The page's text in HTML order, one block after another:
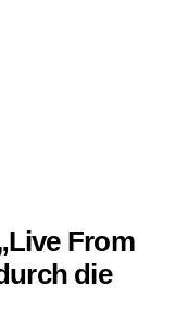
From
die